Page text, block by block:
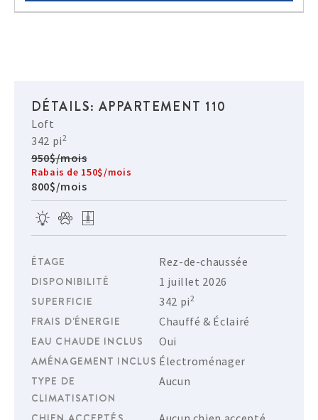
DÉTAILS: APPARTEMENT 110
Loft
342 pi2
950$/mois
Rabais de 150$/mois
800$/mois
ÉTAGE
Rez-de-chaussée
DISPONIBILITÉ
1 juillet 2026
SUPERFICIE
342 pi2
FRAIS D'ÉNERGIE
Chauffé & Éclairé
EAU CHAUDE INCLUS
Oui
AMÉNAGEMENT INCLUS Électroménager
TYPE DE
CLIMATISATION
Aucun